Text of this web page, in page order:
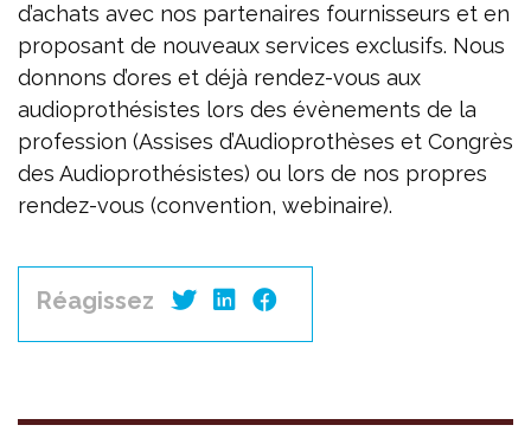
d’achats avec nos partenaires fournisseurs et en
proposant de nouveaux services exclusifs. Nous
donnons d’ores et déjà rendez-vous aux
audioprothésistes lors des évènements de la
profession (Assises d’Audioprothèses et Congrès
des Audioprothésistes) ou lors de nos propres
rendez-vous (convention, webinaire).
Réagissez